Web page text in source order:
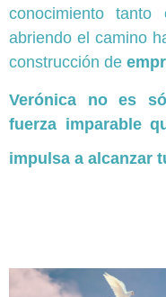
conocimiento tanto
abriendo el camino
construcción de
Verónica no es
fuerza imparable
impulsa a alcanzar